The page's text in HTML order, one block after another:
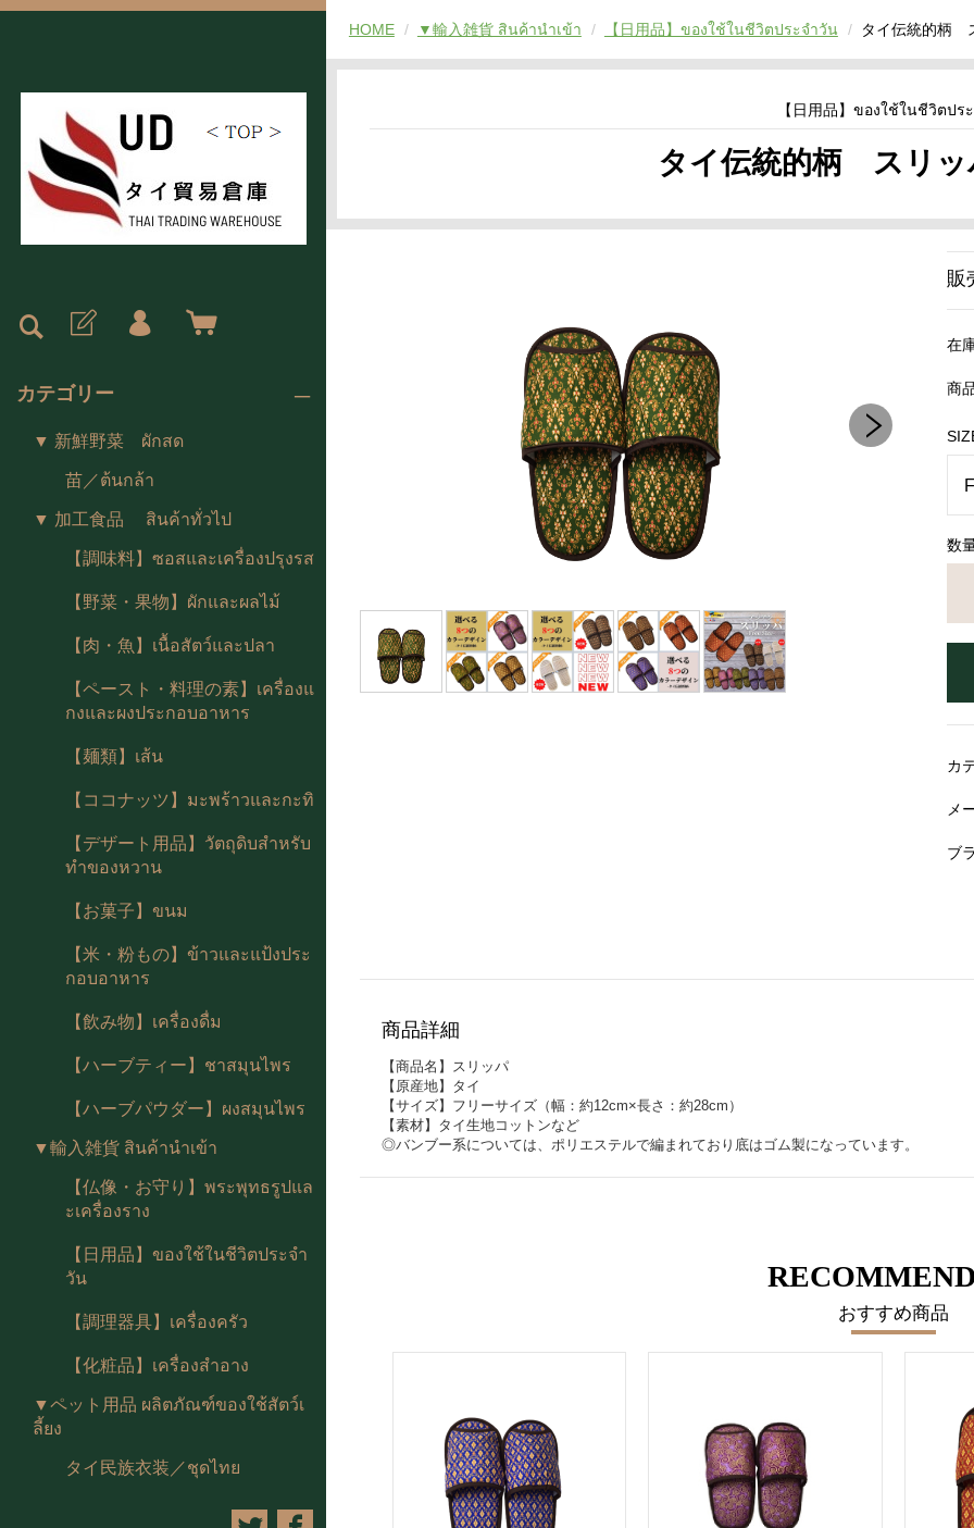
カテゴリー
▼ 新鮮野菜 ผักสด
苗／ต้นกล้า
▼ 加工食品 สินค้าทั่วไป
【調味料】ซอสและเครื่องปรุงรส
【野菜・果物】ผักและผลไม้
【肉・魚】เนื้อสัตว์และปลา
【ペースト・料理の素】เครื่องแ
กงและผงประกอบอาหาร
【麺類】เส้น
【ココナッツ】มะพร้าวและกะทิ
【デザート用品】วัตถุดิบสำหรับ
ทำของหวาน
【お菓子】ขนม
【米・粉もの】ข้าวและแป้งประ
กอบอาหาร
【飲み物】เครื่องดื่ม
【ハーブティー】ชาสมุนไพร
【ハーブパウダー】ผงสมุนไพร
▼輸入雑貨 สินค้านำเข้า
【仏像・お守り】พระพุทธรูปแล
ะเครื่องราง
【日用品】ของใช้ในชีวิตประจำ
วัน
【調理器具】เครื่องครัว
【化粧品】เครื่องสำอาง
▼ペット用品 ผลิตภัณฑ์ของใช้สัตว์เ
ลี้ยง
タイ民族衣装／ชุดไทย
HOME ▼輸入雑貨 สินค้านำเข้า 【日用品】ของใช้ในชีวิตประจำวัน タイ伝統的柄
【日用品】ของใช้ในชีวิตปร
タイ伝統的柄 スリッ
販
在
商
数
カ
メ
ブ
商品詳細
【商品名】スリッパ
【原産地】タイ
【サイズ】フリーサイズ（幅：約12cm×長さ：約28cm）
【素材】タイ生地コットンなど
◎バンブー系については、ポリエステルで編まれており底はゴム製になっています。
おすすめ商品